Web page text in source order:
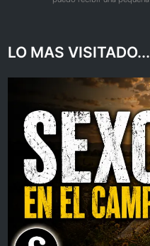
LO MAS VISITADO...